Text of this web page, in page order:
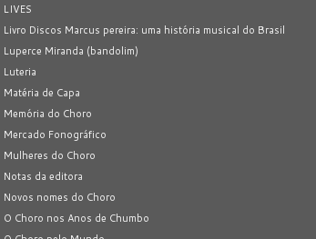
LIVES
Livro Discos Marcus pereira: uma história musical do Brasil
Luperce Miranda (bandolim)
Luteria
Matéria de Capa
Memória do Choro
Mercado Fonográfico
Mulheres do Choro
Notas da editora
Novos nomes do Choro
O Choro nos Anos de Chumbo